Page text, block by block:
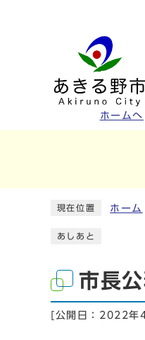
ホームへ
現在位置 ホーム
あしあと
市長
[公開日： 2022年